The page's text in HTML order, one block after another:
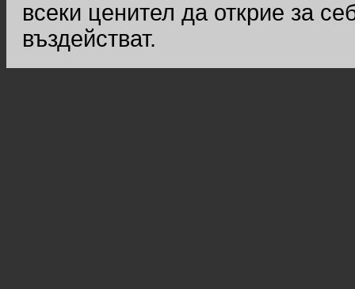
всеки ценител да открие за
въздействат.